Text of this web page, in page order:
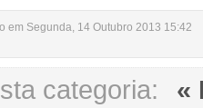
em Segunda, 14 Outubro 2013 15:42
categoria:
«